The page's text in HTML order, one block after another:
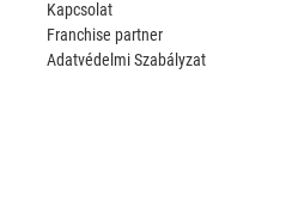
Kapcsolat
Franchise partner
Adatvédelmi Szabályzat